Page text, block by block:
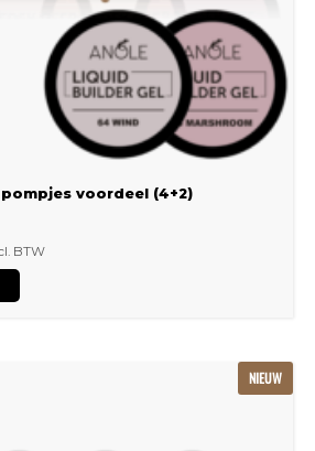
voordeel (4+2)
BTW
NIEUW